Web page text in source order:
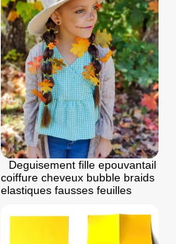
Deguisement fille epouvantail
coiffure cheveux bubble braids
elastiques fausses feuilles